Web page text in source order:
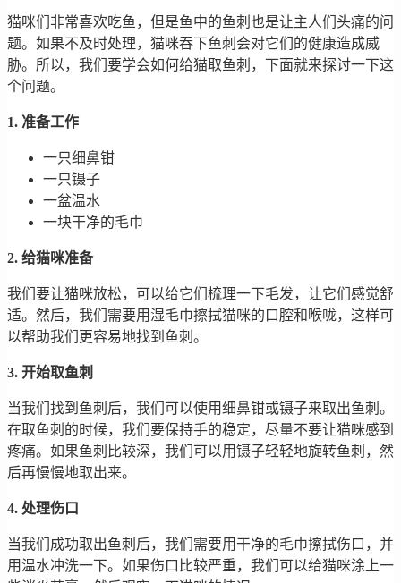
猫咪们非常喜欢吃鱼，但是鱼中的鱼刺也是让主人们头痛的问
题。如果不及时处理，猫咪吞下鱼刺会对它们的健康造成威
胁。所以，我们要学会如何给猫取鱼刺，下面就来探讨一下这
个问题。
1. 准备工作
一只细鼻钳
一只镊子
一盆温水
一块干净的毛巾
2. 给猫咪准备
我们要让猫咪放松，可以给它们梳理一下毛发，让它们感觉舒
适。然后，我们需要用湿毛巾擦拭猫咪的口腔和喉咙，这样可
以帮助我们更容易地找到鱼刺。
3. 开始取鱼刺
当我们找到鱼刺后，我们可以使用细鼻钳或镊子来取出鱼刺。
在取鱼刺的时候，我们要保持手的稳定，尽量不要让猫咪感到
疼痛。如果鱼刺比较深，我们可以用镊子轻轻地旋转鱼刺，然
后再慢慢地取出来。
4. 处理伤口
当我们成功取出鱼刺后，我们需要用干净的毛巾擦拭伤口，并
用温水冲洗一下。如果伤口比较严重，我们可以给猫咪涂上一